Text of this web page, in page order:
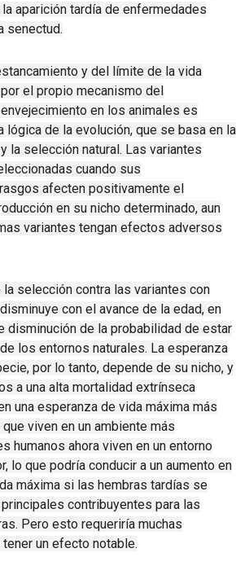
aparición tardía de enfermedades
senectud.
y del límite de la vida
el propio mecanismo del
envejecimiento en los animales es
lógica de la evolución, que se basa en la
la selección natural. Las variantes
cuando sus
afecten positivamente el
en su nicho determinado, aun
variantes tengan efectos adversos
selección contra las variantes con
con el avance de la edad, en
disminución de la probabilidad de estar
los entornos naturales. La esperanza
por lo tanto, depende de su nicho, y
a una alta mortalidad extrínseca
una esperanza de vida máxima más
viven en un ambiente más
humanos ahora viven en un entorno
lo que podría conducir a un aumento en
máxima si las hembras tardías se
contribuyentes para las
Pero esto requeriría muchas
un efecto notable.